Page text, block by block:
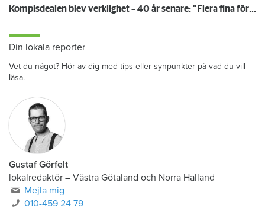
Kompisdealen blev verklighet – 40 år senare: "Flera fina fördelar med att dela bostad"
Din lokala reporter
Vet du något? Hör av dig med tips eller synpunkter på vad du vill
läsa.
Gustaf Görfelt
lokalredaktör – Västra Götaland och Norra Halland
Mejla mig
010-459 24 79